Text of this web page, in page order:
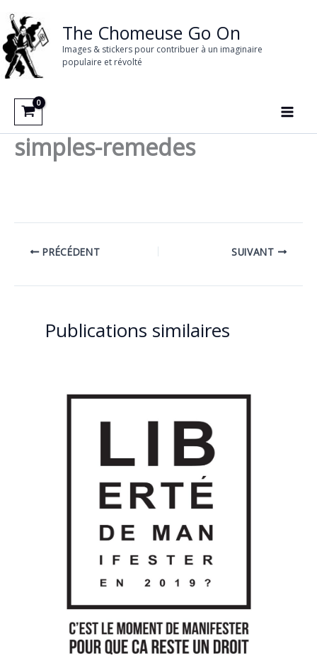
au
contenu
The Chomeuse Go On
Images & stickers pour contribuer à un imaginaire
populaire et révolté
simples-remedes
PRÉCÉDENT SUIVANT
Publications similaires